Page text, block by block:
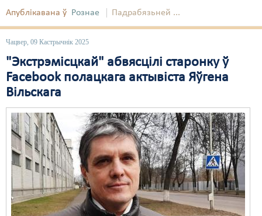
Апублікавана ў Рознае Падрабязьней ...
Чацвер, 09 Кастрычнік 2025
"Экстрэмісцкай" абвясцілі старонку ў
Facebook полацкага актывіста Яўгена
Вільскага
Распальваньне варожасьці
Рознае
Свабода слова
Свабода сумленьня
Сьмяротнае пакараньне
Экалёгія
Правы працоўных
Сацыяльныя правы